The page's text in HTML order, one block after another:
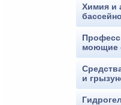
Химия и
моющие
и